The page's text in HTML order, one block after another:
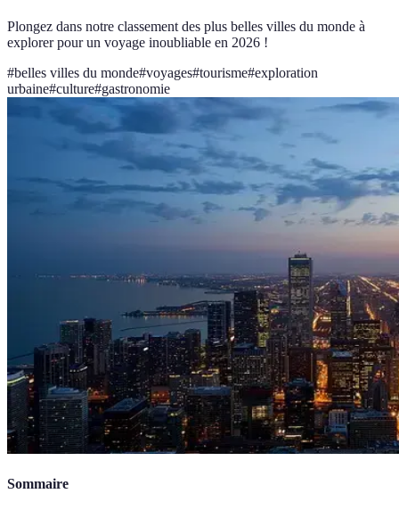
Plongez dans notre classement des plus belles villes du monde à
explorer pour un voyage inoubliable en 2026 !
#belles villes du monde#voyages#tourisme#exploration
urbaine#culture#gastronomie
Sommaire